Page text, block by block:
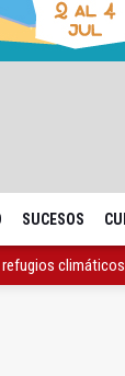
SUCESOS
refugios